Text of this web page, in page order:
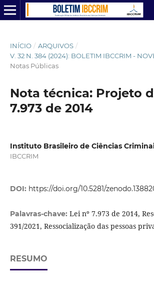
INÍCIO / ARQUIVOS /
V. 32 N. 384 (2024): BOLETIM IBCCRIM -
Notas Públicas
Nota técnica: Projeto
7.973 de 2014
Instituto Brasileiro de Ciências
IBCCRIM
DOI: https://doi.org/10.5281/
Palavras-chave: Lei nº 7.973 de 2014,
391/2021, Ressocialização das pessoas
RESUMO